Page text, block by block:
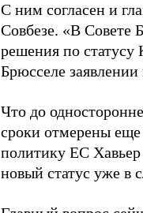
С ним согласен и
Совбезе. «В Совете
решения по статусу
Брюсселе
Что до
сроки отмерены
политику ЕС Хавьер
новый статус уже в